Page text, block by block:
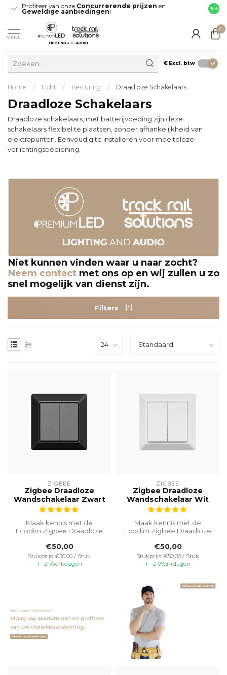
Profiteer van onze Concurrerende prijzen en
Geweldige aanbiedingen! direct
9.4
MENU
0
€ Excl. btw
Home / Licht / Besturing / Draadloze Schakelaars
Draadloze Schakelaars
Draadloze schakelaars, met batterijvoeding zijn deze
schakelaars flexibel te plaatsen, zonder afhankelijkheid van
elektrapunten. Eenvoudig te installeren voor moeiteloze
verlichtingsbediening.
Niet kunnen vinden waar u naar zocht?
Neem contact met ons op en wij zullen u zo
snel mogelijk van dienst zijn.
Filters
ZIGBEE
Zigbee Draadloze
Wandschakelaar Zwart
Maak kennis met de
Ecodim Zigbee Draadloze
perfecte toevoegi...
€50,00
Stukprijs: €50,00 / Stuk
1 - 2 Werkdagen
ZIGBEE
Zigbee Draadloze
Wandschakelaar Wit
Maak kennis met de
Ecodim Zigbee Draadloze
perfecte toevoegi...
€50,00
Stukprijs: €50,00 / Stuk
1 - 2 Werkdagen